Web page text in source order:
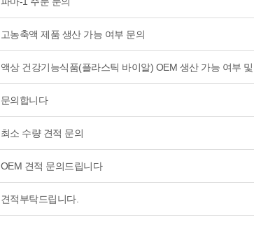
고농축액 제품 생산 가능 여부 문의
액상 건강기능식품(플라스틱 바이알) OEM 생산 가능 여부
문의합니다
최소 수량 견적 문의
OEM 견적 문의드립니다
견적부탁드립니다.